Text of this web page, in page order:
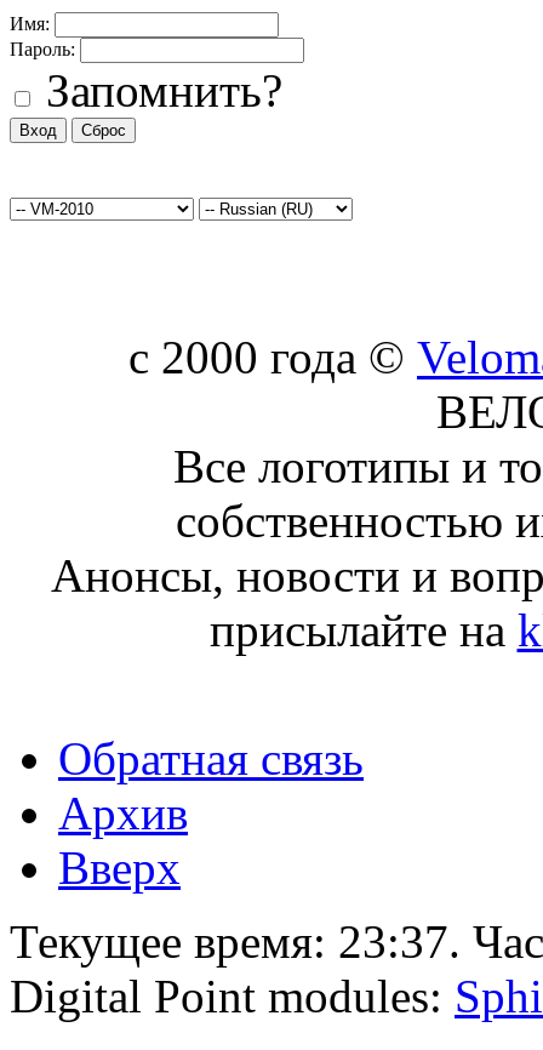
Имя:
Пароль:
Запомнить?
c 2000 года ©
Все логотипы и
собственностью
Анонсы, новости и
присылайте на
Обратная связь
Архив
Вверх
Текущее время: 23:37.
Digital Point modules: